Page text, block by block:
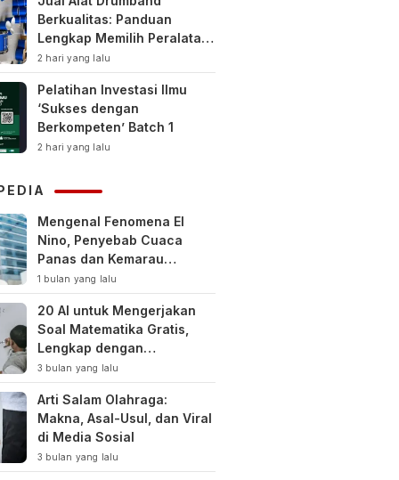
Berkualitas: Panduan
Lengkap Memilih Peralatan
Drumband Terbaik untuk
Sekolah, Instansi, dan
Komunitas
2 hari yang lalu
Pelatihan Investasi Ilmu
‘Sukses dengan
Berkompeten’ Batch 1
2 hari yang lalu
Mengenal Fenomena El
Nino, Penyebab Cuaca
Panas dan Kemarau
Panjang
1 bulan yang lalu
20 AI untuk Mengerjakan
Soal Matematika Gratis,
Lengkap dengan
Pembahasan
3 bulan yang lalu
Arti Salam Olahraga:
Makna, Asal-Usul, dan Viral
di Media Sosial
3 bulan yang lalu